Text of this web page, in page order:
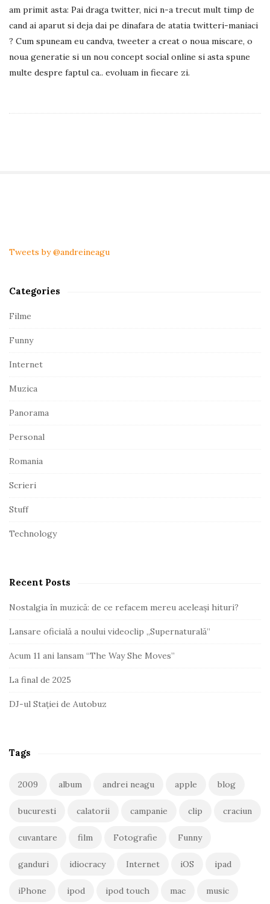
am primit asta: Pai draga twitter, nici n-a trecut mult timp de
cand ai aparut si deja dai pe dinafara de atatia twitteri-maniaci
? Cum spuneam eu candva, tweeter a creat o noua miscare, o
noua generatie si un nou concept social online si asta spune
multe despre faptul ca.. evoluam in fiecare zi.
i
d
b
a
Tweets by @andreineagu
Categories
Filme
Funny
Internet
Muzica
Panorama
Personal
Romania
Scrieri
Stuff
Technology
Recent Posts
Nostalgia în muzică: de ce refacem mereu aceleași hituri?
Lansare oficială a noului videoclip „Supernaturală”
Acum 11 ani lansam “The Way She Moves”
La final de 2025
DJ-ul Stației de Autobuz
Tags
2009 album andrei neagu apple blog
bucuresti calatorii campanie clip craciun
cuvantare film Fotografie Funny
ganduri idiocracy Internet iOS ipad
iPhone ipod ipod touch mac music